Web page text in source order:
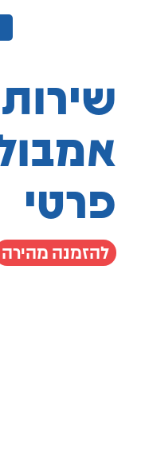
שירות
פרטי
להזמנה מהירה